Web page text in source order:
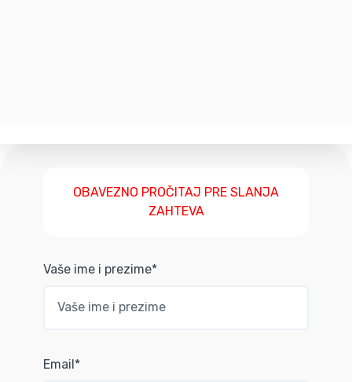
OBAVEZNO PROČITAJ PRE SLANJA
ZAHTEVA
Vaše ime i prezime*
Email*